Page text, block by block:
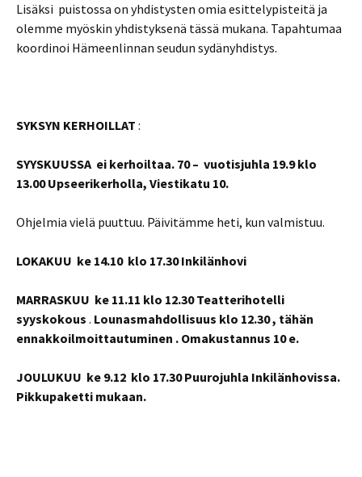
Lisäksi puistossa on yhdistysten omia esittelypisteitä ja
olemme myöskin yhdistyksenä tässä mukana. Tapahtumaa
koordinoi Hämeenlinnan seudun sydänyhdistys.
SYKSYN KERHOILLAT :
SYYSKUUSSA ei kerhoiltaa. 70 – vuotisjuhla 19.9 klo
13.00 Upseerikerholla, Viestikatu 10.
Ohjelmia vielä puuttuu. Päivitämme heti, kun valmistuu.
LOKAKUU ke 14.10 klo 17.30 Inkilänhovi
MARRASKUU ke 11.11 klo 12.30 Teatterihotelli
syyskokous . Lounasmahdollisuus klo 12.30 , tähän
ennakkoilmoittautuminen . Omakustannus 10 e.
JOULUKUU ke 9.12 klo 17.30 Puurojuhla Inkilänhovissa.
Pikkupaketti mukaan.